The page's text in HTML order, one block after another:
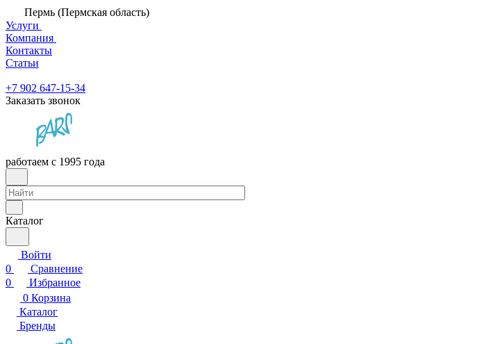
Пермь (Пермская область)
Услуги
Компания
Контакты
Статьи
+7 902 647-15-34
Заказать звонок
работаем с 1995 года
Каталог
Войти
0
Сравнение
0
Избранное
0 Корзина
Каталог
Бренды